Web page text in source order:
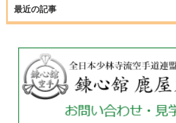
最近の記事